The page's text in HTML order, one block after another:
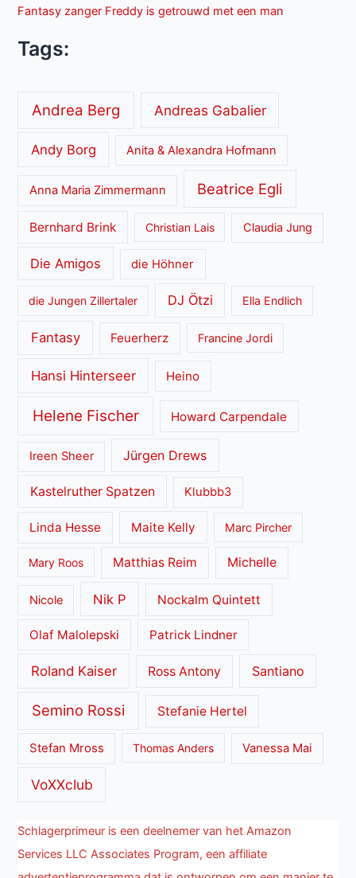
Fantasy zanger Freddy is getrouwd met een man
Tags:
Andrea Berg Andreas Gabalier
Andy Borg Anita & Alexandra Hofmann
Anna Maria Zimmermann Beatrice Egli
Bernhard Brink Christian Lais Claudia Jung
Die Amigos die Höhner
die Jungen Zillertaler DJ Ötzi Ella Endlich
Fantasy Feuerherz Francine Jordi
Hansi Hinterseer Heino
Helene Fischer Howard Carpendale
Ireen Sheer Jürgen Drews
Kastelruther Spatzen Klubbb3
Linda Hesse Maite Kelly Marc Pircher
Mary Roos Matthias Reim Michelle
Nicole Nik P Nockalm Quintett
Olaf Malolepski Patrick Lindner
Roland Kaiser Ross Antony Santiano
Semino Rossi Stefanie Hertel
Stefan Mross Thomas Anders Vanessa Mai
VoXXclub
Schlagerprimeur is een deelnemer van het Amazon
Services LLC Associates Program, een affiliate